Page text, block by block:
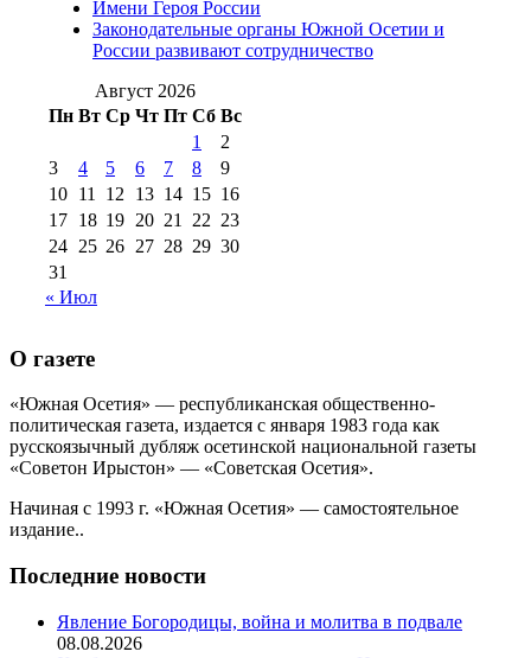
августа 2012 г(14) №98+99 11 июля
2017 г(9)
№99 4 августа
2016 г(12) №99 8 июля 2014 г
августа 2012 г(11)
августа 2013 г
(12)
Имени Героя России
Законодательные органы Южной Осетии и
России развивают сотрудничество
Август 2026
Пн Вт Ср Чт Пт Сб Вс
1
2
3
4 5 6 7 8
9
10 11 12 13 14 15 16
17 18 19 20 21 22 23
24 25 26 27 28 29 30
31
« Июл
О газете
«Южная Осетия» — республиканская общественно-
политическая газета, издается с января 1983 года как
русскоязычный дубляж осетинской национальной газеты
«Советон Ирыстон» — «Советская Осетия».
Начиная с 1993 г. «Южная Осетия» — самостоятельное
издание..
Последние новости
Явление Богородицы, война и молитва в подвале
08.08.2026